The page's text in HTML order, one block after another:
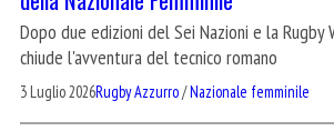
Dopo due edizioni del Sei Nazioni e la Rugby
chiude l'avventura del tecnico romano
3 Luglio 2026Rugby Azzurro/Nazionale femminile